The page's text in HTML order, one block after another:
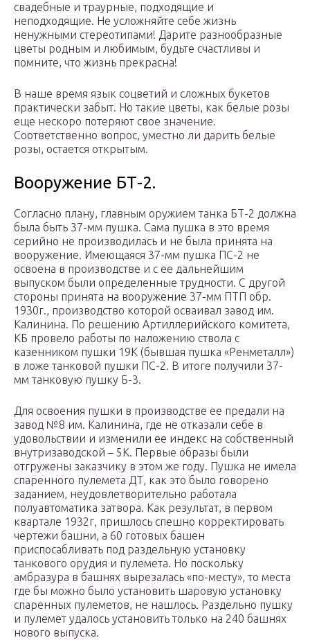
свадебные и траурные, подходящие и
неподходящие. Не усложняйте себе жизнь
ненужными стереотипами! Дарите разнообразные
цветы родным и любимым, будьте счастливы и
помните, что жизнь прекрасна!
В наше время язык соцветий и сложных букетов
практически забыт. Но такие цветы, как белые розы
еще нескоро потеряют свое значение.
Соответственно вопрос, уместно ли дарить белые
розы, остается открытым.
Вооружение БТ-2.
Согласно плану, главным оружием танка БТ-2 должна
была быть 37-мм пушка. Сама пушка в это время
серийно не производилась и не была принята на
вооружение. Имеющаяся 37-мм пушка ПС-2 не
освоена в производстве и с ее дальнейшим
выпуском были определенные трудности. С другой
стороны принята на вооружение 37-мм ПТП обр.
1930г., производство которой осваивал завод им.
Калинина. По решению Артиллерийского комитета,
КБ провело работы по наложению ствола с
казенником пушки 19K (бывшая пушка «Ренметалл»)
в ложе танковой пушки ПС-2. В итоге получили 37-
мм танковую пушку Б-3.
Для освоения пушки в производстве ее предали на
завод №8 им. Калинина, где не отказали себе в
удовольствии и изменили ее индекс на собственный
внутризаводской – 5К. Первые образы были
отгружены заказчику в этом же году. Пушка не имела
спаренного пулемета ДТ, как это было говорено
заданием, неудовлетворительно работала
полуавтоматика затвора. Как результат, в первом
квартале 1932г, пришлось спешно корректировать
чертежи башни, а 60 готовых башен
приспосабливать под раздельную установку
танкового орудия и пулемета. Но поскольку
амбразура в башнях вырезалась «по-месту», то места
где бы можно было установить шаровую установку
спаренных пулеметов, не нашлось. Раздельно пушку
и пулемет удалось установить только на 240 башнях
нового выпуска.